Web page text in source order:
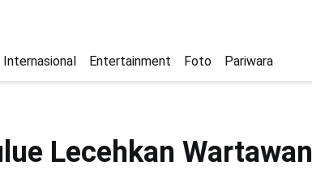
Internasional Entertainment Foto Pariwara
Lecehkan Wartawan